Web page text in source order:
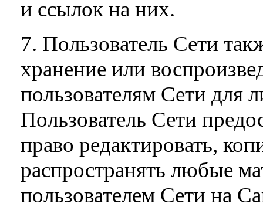
и ссылок на них.
7. Пользователь Сети
хранение или
пользователям Сети для
Пользователь Сети
право редактировать,
распространять любые
пользователем Сети на